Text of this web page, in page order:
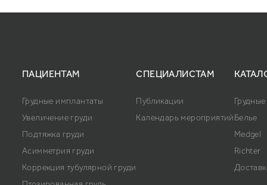
ПАЦИЕНТАМ
Грудные имплантаты
Увеличение груди
Подтяжка груди
Асимметрия груди
Коррекция тубулярной груди
СПЕЦИАЛИСТАМ
Публикации
Календарь мероприятийБелье
Medgel
Richter